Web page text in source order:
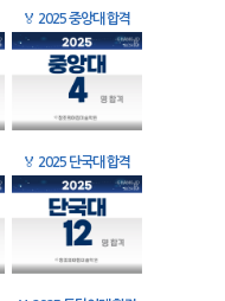
🏅 2025 중앙대 합격
🏅 2025 단국대 합격